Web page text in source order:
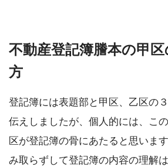
不動産登記簿謄本の甲
方
登記簿には表題部と甲区、乙区の
伝えしましたが、個人的には、こ
区が登記簿の骨にあたると思いま
み取らずして登記簿の内容の理解は